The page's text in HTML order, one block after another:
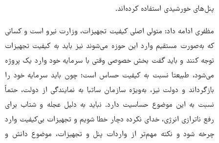
پنل‌های خورشیدی استفاده کرده‌اند.
مظفری ادامه داد: متولی اصلی کیفیت تجهیزات، وزارت نیرو است و کسانی
که به‌صورت مستقیم وارد این حوزه می‌شوند نیز باید به کیفیت تجهیزات
توجه کنند و باید گفت بخش خصوصی وقتی با سرمایه خود وارد یک پروژه
می‌شود، طبیعتا نسبت به کیفیت حساس است؛ چون باید سرمایه خود را
بازگرداند و دولت نیز، به‌ویژه سازمان ساتبا به نمایندگی از دولت، حتماً
نسبت به این موضوع حساسیت دارد. نباید به دلیل عجله و شتاب برای
رفع ناترازی انرژی، خدای نکرده دچار خطا شویم و تجهیزات بی‌کیفیت وارد
چرخه شود و نکته مهم‌تر از واردات پنل و تجهیزات، موضوع دانش و